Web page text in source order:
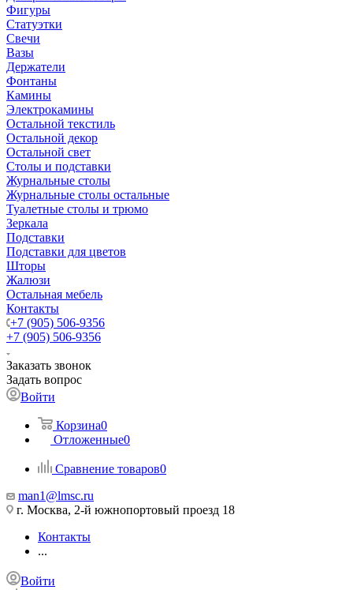
Фигуры
Статуэтки
Свечи
Вазы
Держатели
Фонтаны
Камины
Электрокамины
Остальной текстиль
Остальной декор
Остальной свет
Столы и подставки
Журнальные столы
Журнальные столы остальные
Туалетные столы и трюмо
Зеркала
Подставки
Подставки для цветов
Шторы
Жалюзи
Остальная мебель
Контакты
+7 (905) 506-9356
+7 (905) 506-9356
Заказать звонок
Задать вопрос
Войти
Корзина0
Отложенные0
Сравнение товаров0
man1@lmsc.ru
г. Москва, 2-й южнопортовый проезд 18
Контакты
...
Войти